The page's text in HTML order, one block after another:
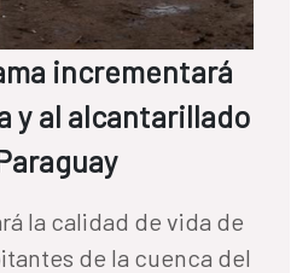
incrementará
y al alcantarillado
la calidad de vida de